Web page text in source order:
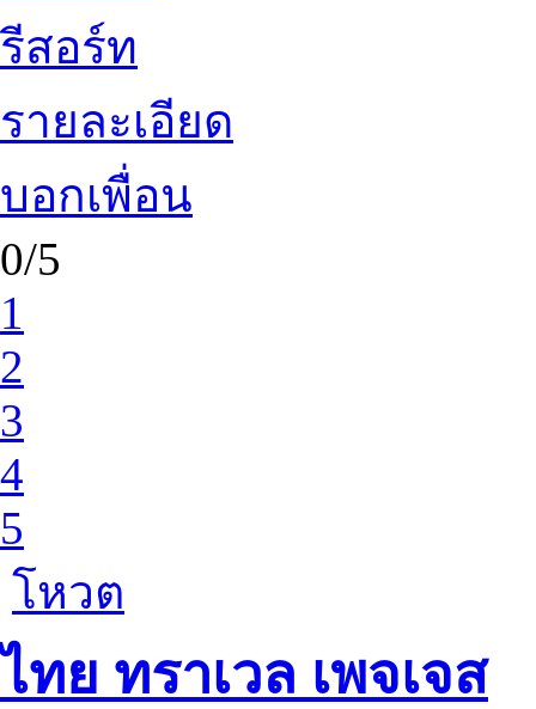
รีสอร์ท
รายละเอียด
บอกเพื่อน
0/5
1
2
3
4
5
โหวต
ไทย ทราเวล เพจเจส